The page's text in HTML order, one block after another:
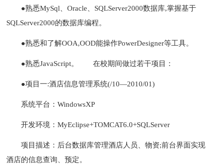
●熟悉MySql、Oracle、SQLServer2000数据库,掌握基于
SQLServer2000的数据库编程。
●熟悉和了解OOA,OOD能操作PowerDesigner等工具。
●熟悉JavaScript。 在校期间做过若干项目：
●项目一:酒店信息管理系统(/10—2010/01)
系统平台：WindowsXP
开发环境：MyEclipse+TOMCAT6.0+SQLServer
项目描述：后台数据库管理酒店人员、物资;前台界面实现
酒店的信息查询、预定。